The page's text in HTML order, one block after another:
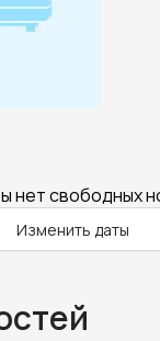
нет свободных
Изменить даты